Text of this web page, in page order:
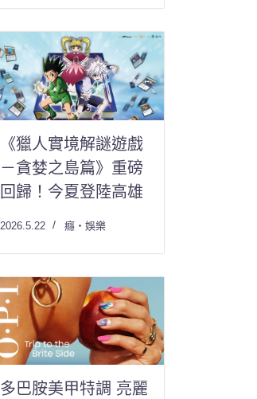
《獵人實境解謎遊戲
－貪婪之島篇》重磅
回歸！今夏登陸高雄
2026.5.22 癮・娛樂
多巴胺美甲特調 亮麗